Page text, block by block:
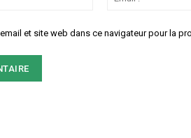
et site web dans ce navigateur pour la